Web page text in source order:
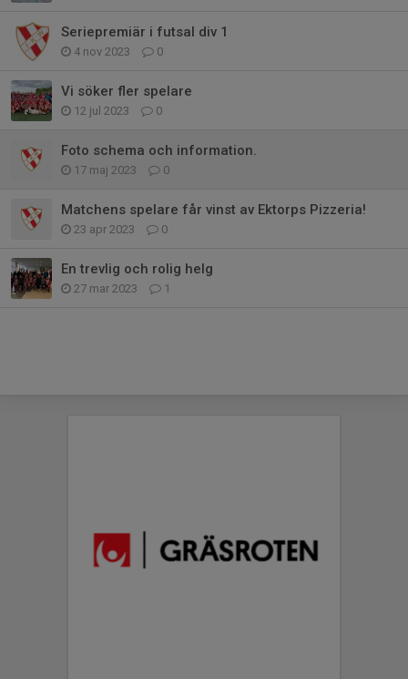
Seriepremiär i futsal div 1
4 nov 2023 0
Vi söker fler spelare
12 jul 2023 0
Foto schema och information.
17 maj 2023 0
Matchens spelare får vinst av Ektorps Pizzeria!
23 apr 2023 0
En trevlig och rolig helg
27 mar 2023 1